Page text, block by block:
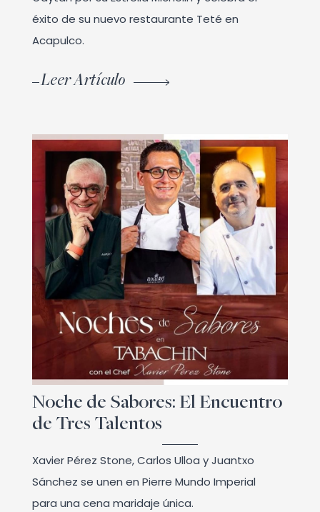
éxito de su nuevo restaurante Teté en
Acapulco.
Leer Artículo
Noche de Sabores: El Encuentro
de Tres Talentos
Xavier Pérez Stone, Carlos Ulloa y Juantxo
Sánchez se unen en Pierre Mundo Imperial
para una cena maridaje única.